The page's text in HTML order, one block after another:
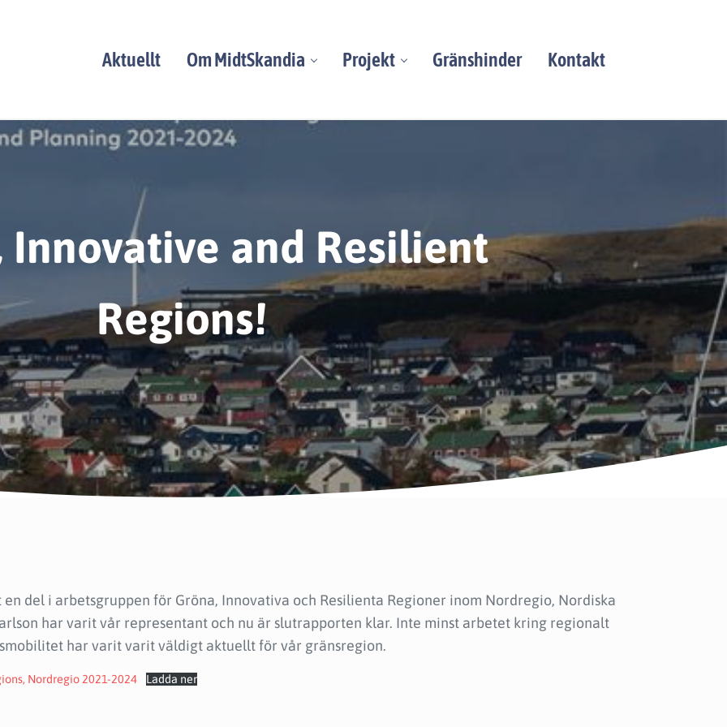
Aktuellt Om MidtSkandia Projekt Gränshinder Kontakt
Innovative and Resilient
Regions!
del i arbetsgruppen för Gröna, Innovativa och Resilienta Regioner inom Nordregio, Nordiska
har varit vår representant och nu är slutrapporten klar. Inte minst arbetet kring regionalt
har varit varit väldigt aktuellt för vår gränsregion.
Nordregio 2021-2024 Ladda ner